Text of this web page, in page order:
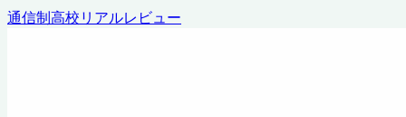
通信制高校リアルレビュー